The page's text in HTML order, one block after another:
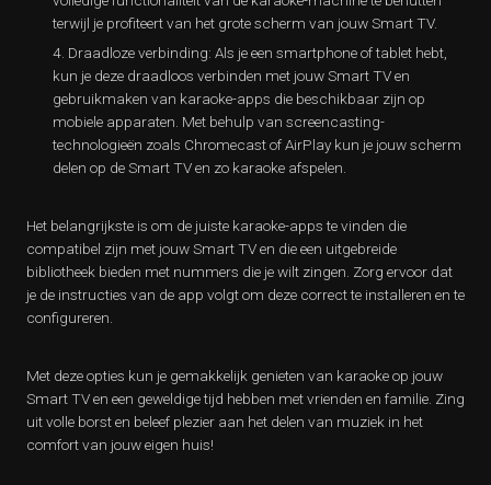
terwijl je profiteert van het grote scherm van jouw Smart TV.
Draadloze verbinding: Als je een smartphone of tablet hebt,
kun je deze draadloos verbinden met jouw Smart TV en
gebruikmaken van karaoke-apps die beschikbaar zijn op
mobiele apparaten. Met behulp van screencasting-
technologieën zoals Chromecast of AirPlay kun je jouw scherm
delen op de Smart TV en zo karaoke afspelen.
Het belangrijkste is om de juiste karaoke-apps te vinden die
compatibel zijn met jouw Smart TV en die een uitgebreide
bibliotheek bieden met nummers die je wilt zingen. Zorg ervoor dat
je de instructies van de app volgt om deze correct te installeren en te
configureren.
Met deze opties kun je gemakkelijk genieten van karaoke op jouw
Smart TV en een geweldige tijd hebben met vrienden en familie. Zing
uit volle borst en beleef plezier aan het delen van muziek in het
comfort van jouw eigen huis!